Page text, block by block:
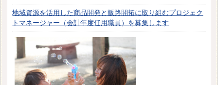
地域資源を活用した商品開発と販路開拓に取り組むプロジェク
トマネージャー（会計年度任用職員）を募集します